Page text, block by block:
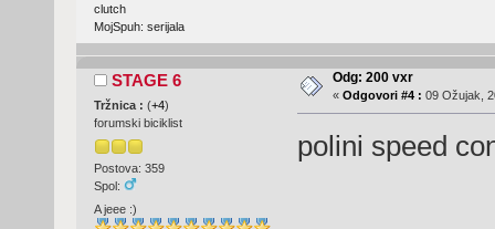
clutch
MojSpuh: serijala
STAGE 6
Tržnica : (+4)
forumski biciklist
Postova: 359
Spol:
A jeee :)
Odg: 200 vxr
« Odgovori #4 : 09 Ožujak,
polini speed